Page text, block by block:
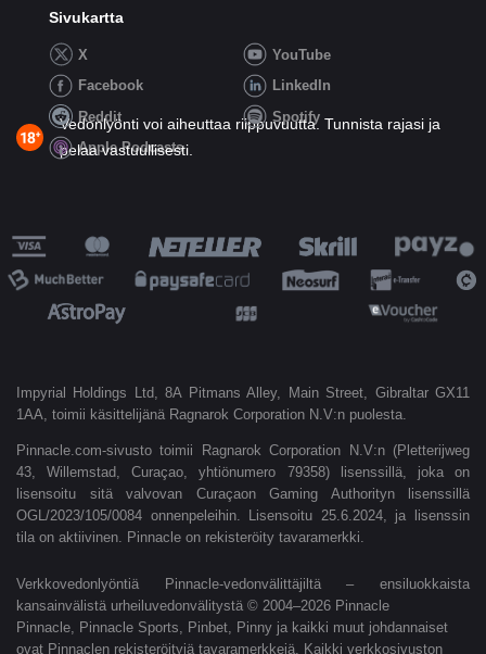
Sivukartta
X
YouTube
Facebook
LinkedIn
Reddit
Spotify
Apple Podcasts
Vedonlyönti voi aiheuttaa riippuvuutta. Tunnista rajasi ja
pelaa vastuullisesti.
Impyrial Holdings Ltd, 8A Pitmans Alley, Main Street, Gibraltar GX11
1AA, toimii käsittelijänä Ragnarok Corporation N.V:n puolesta.
Pinnacle.com-sivusto toimii Ragnarok Corporation N.V:n (Pletterijweg
43, Willemstad, Curaçao, yhtiönumero 79358) lisenssillä, joka on
lisensoitu sitä valvovan Curaçaon Gaming Authorityn lisenssillä
OGL/2023/105/0084 onnenpeleihin. Lisensoitu 25.6.2024, ja lisenssin
tila on aktiivinen. Pinnacle on rekisteröity tavaramerkki.
Verkkovedonlyöntiä Pinnacle-vedonvälittäjiltä – ensiluokkaista
kansainvälistä urheiluvedonvälitystä © 2004–2026 Pinnacle
Pinnacle, Pinnacle Sports, Pinbet, Pinny ja kaikki muut johdannaiset
ovat Pinnaclen rekisteröityjä tavaramerkkejä. Kaikki verkkosivuston